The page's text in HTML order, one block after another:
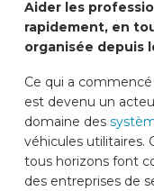
FR
Aider les
rapidement, en
organisée depuis
Ce qui a
est devenu un
domaine des
véhicules utilitaires.
tous horizons font
des entreprises de